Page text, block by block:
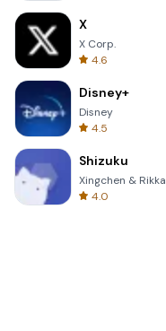
X
X Corp.
4.6
Disney+
Disney
4.5
Shizuku
Xingchen & Rikka
4.0